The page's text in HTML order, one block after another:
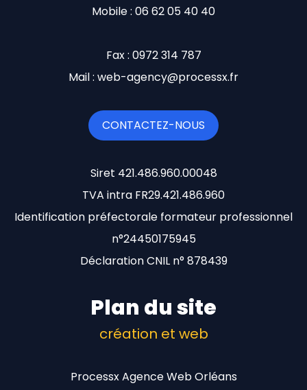
Mobile : 06 62 05 40 40
Fax : 0972 314 787
Mail : web-agency@processx.fr
CONTACTEZ-NOUS
Siret 421.486.960.00048
TVA intra FR29.421.486.960
Identification préfectorale formateur professionnel
n°24450175945
Déclaration CNIL n° 878439
Plan du site
création et web
Processx Agence Web Orléans